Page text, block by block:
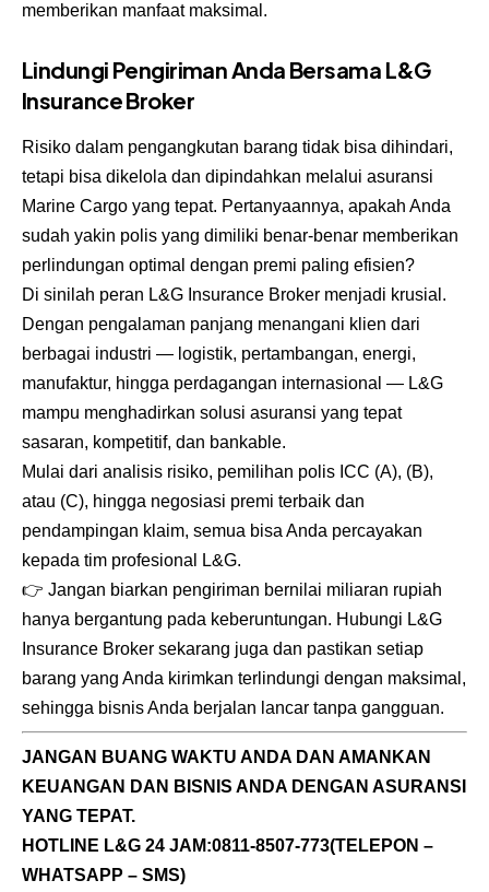
memberikan manfaat maksimal.
Lindungi Pengiriman Anda Bersama L&G
Insurance Broker
Risiko dalam pengangkutan barang tidak bisa dihindari,
tetapi bisa dikelola dan dipindahkan melalui asuransi
Marine Cargo yang tepat. Pertanyaannya, apakah Anda
sudah yakin polis yang dimiliki benar-benar memberikan
perlindungan optimal dengan premi paling efisien?
Di sinilah peran L&G Insurance Broker menjadi krusial.
Dengan pengalaman panjang menangani klien dari
berbagai industri — logistik, pertambangan, energi,
manufaktur, hingga perdagangan internasional — L&G
mampu menghadirkan solusi asuransi yang tepat
sasaran, kompetitif, dan bankable.
Mulai dari analisis risiko, pemilihan polis ICC (A), (B),
atau (C), hingga negosiasi premi terbaik dan
pendampingan klaim, semua bisa Anda percayakan
kepada tim profesional L&G.
👉 Jangan biarkan pengiriman bernilai miliaran rupiah
hanya bergantung pada keberuntungan. Hubungi L&G
Insurance Broker sekarang juga dan pastikan setiap
barang yang Anda kirimkan terlindungi dengan maksimal,
sehingga bisnis Anda berjalan lancar tanpa gangguan.
JANGAN BUANG WAKTU ANDA DAN AMANKAN
KEUANGAN DAN BISNIS ANDA DENGAN ASURANSI
YANG TEPAT.
HOTLINE L&G 24 JAM:0811-8507-773(TELEPON –
WHATSAPP – SMS)